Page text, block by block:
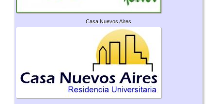
Casa Nuevos Aires